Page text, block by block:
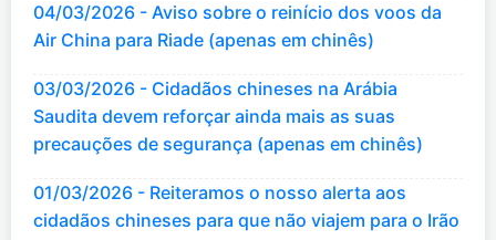
04/03/2026 - Aviso sobre o reinício dos voos da
Air China para Riade (apenas em chinês)
03/03/2026 - Cidadãos chineses na Arábia
Saudita devem reforçar ainda mais as suas
precauções de segurança (apenas em chinês)
01/03/2026 - Reiteramos o nosso alerta aos
cidadãos chineses para que não viajem para o Irão